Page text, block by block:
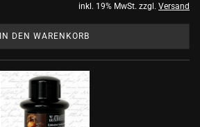
inkl. 19% MwSt. zzgl. Versand
IN DEN WARENKORB